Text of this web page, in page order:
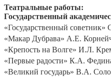
Театральные работы:
Государственный
«Государственный
«Макар Дубрава» А.Е.
«Крепость на Волге» И.Л.
«Первые радости» К.А.
«Великий государь» В.А.